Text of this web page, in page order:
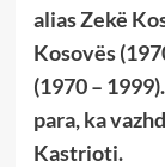
alias Zekë
Kosovës
(1970 –
para, ka
Kastrioti.